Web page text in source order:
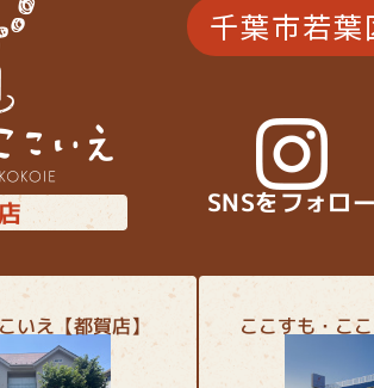
コニー
完備
千葉市若
SNSをフォロー
ここすも・こ
いえ【都賀店】